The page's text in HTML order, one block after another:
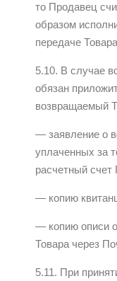
то Продавец
образом
передаче
5.10. В случае
обязан
возвращаемый
— заявление о
уплаченных за
расчетный счет
— копию
— копию описи
Товара через
5.11. При